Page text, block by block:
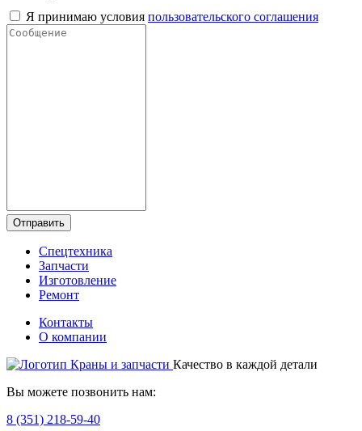
Я принимаю условия пользовательского соглашения
Отправить
Спецтехника
Запчасти
Изготовление
Ремонт
Контакты
О компании
Качество в каждой детали
Вы можете позвонить нам:
8 (351) 218-59-40